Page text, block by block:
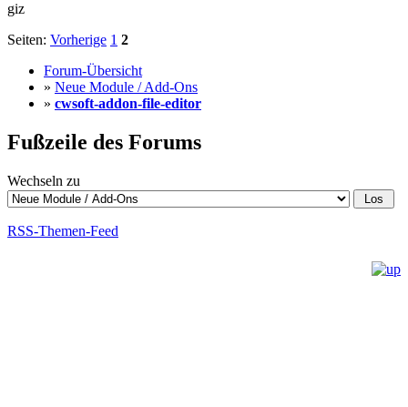
giz
Seiten: Vorherige 1 2
Forum-Übersicht
» Neue Module / Add-Ons
» cwsoft-addon-file-editor
Fußzeile des Forums
Wechseln zu
RSS-Themen-Feed